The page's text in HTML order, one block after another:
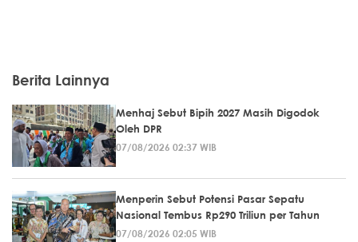
Berita Lainnya
Menhaj Sebut Bipih 2027 Masih Digodok
Oleh DPR
07/08/2026 02:37 WIB
Menperin Sebut Potensi Pasar Sepatu
Nasional Tembus Rp290 Triliun per Tahun
07/08/2026 02:05 WIB